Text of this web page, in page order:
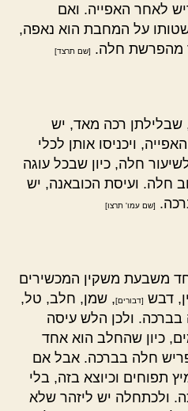
לאחר האפייה. ואם
על המחבת הוא נאפה,
מהפרשת חלה.
[שם תרצד]
שבלילתן רכה מאד, יש
ויכניסו אותן לכלי
חלה, כיון שבכל עוגה
חלה. ועיסת הכובאנה, יש
[שם עמו' תרצו]
משבעת משקין המכשירים
דבש [דבורים], שמן, חלב, טל,
ולכן הלש עיסה
כיון שהחלב הוא אחד
חלה בברכה. אבל אם
תפוחים וכיוצא בזה, בלי
ולכתחלה יש ליזהר שלא